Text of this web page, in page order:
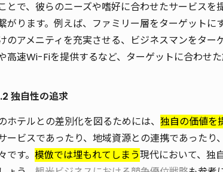
とで、彼らのニーズや嗜好に合わせたサービス
がります。例えば、ファミリー層をターゲットに
のアメニティを充実させる、ビジネスマンをター
高速Wi-Fiを提供するなど、ターゲットに合わせた
独自性の追求
ホテルとの差別化を図るためには、 独自の価値を
ービスであったり、地域資源との連携であったり
です。 模倣では埋もれてしまう現代において、独